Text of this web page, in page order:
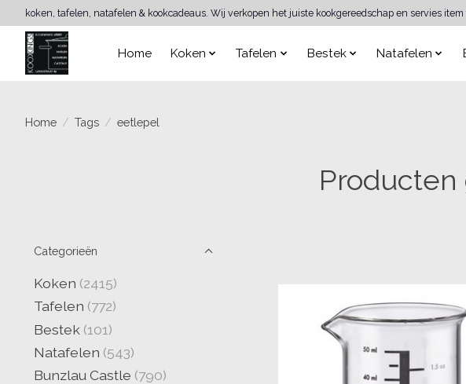
koken, tafelen, natafelen & kookcadeaus. Wij verkopen het juiste kookgereedschap en servies
Home Koken Tafelen Bestek Natafelen
Home / Tags / eetlepel
Categorieën
Koken (2415)
Tafelen (772)
Bestek (101)
Natafelen (543)
Bunzlau Castle (790)